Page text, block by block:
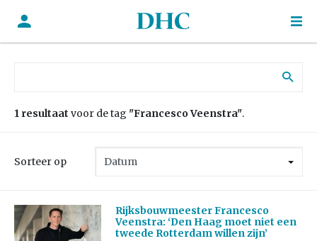
1 resultaat voor de tag "Francesco Veenstra".
Sorteer op
Rijksbouwmeester Francesco
Veenstra: ‘Den Haag moet niet een
tweede Rotterdam willen zijn’